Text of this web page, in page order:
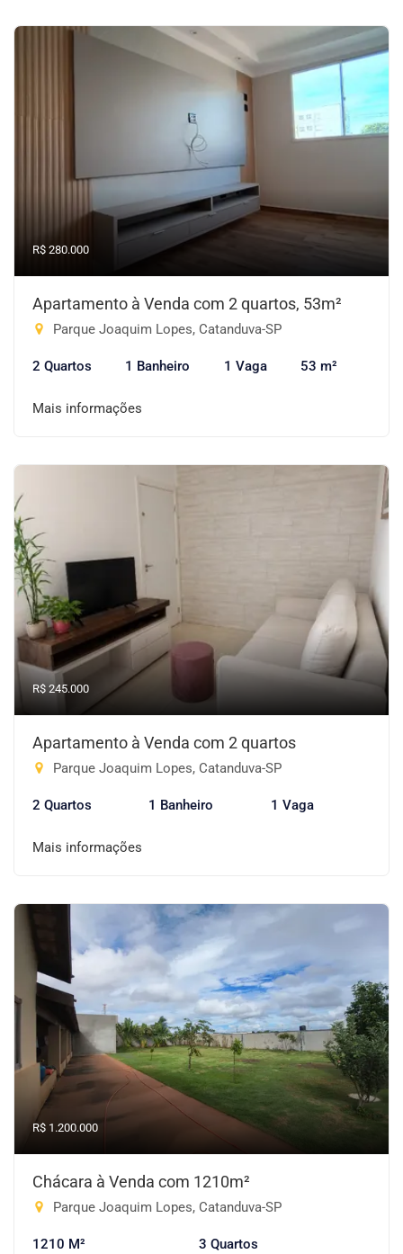
R$ 280.000
Apartamento à Venda com 2 quartos, 53m²
Parque Joaquim Lopes, Catanduva-SP
2 Quartos 1 Banheiro 1 Vaga 53 m²
Mais informações
R$ 245.000
Apartamento à Venda com 2 quartos
Parque Joaquim Lopes, Catanduva-SP
2 Quartos 1 Banheiro 1 Vaga
Mais informações
R$ 1.200.000
Chácara à Venda com 1210m²
Parque Joaquim Lopes, Catanduva-SP
1210 M² 3 Quartos